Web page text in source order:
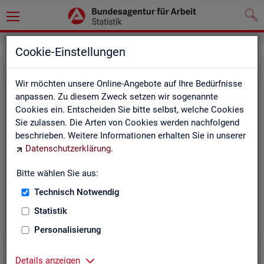
Cookie-Einstellungen
Wir möchten unsere Online-Angebote auf Ihre Bedürfnisse
anpassen. Zu diesem Zweck setzen wir sogenannte
Cookies ein. Entscheiden Sie bitte selbst, welche Cookies
Sie zulassen. Die Arten von Cookies werden nachfolgend
beschrieben. Weitere Informationen erhalten Sie in unserer
Datenschutzerklärung.
Bitte wählen Sie aus:
Technisch Notwendig
Statistik
Personalisierung
Details anzeigen
Re­gio­na­le Glie­de­run­gen
Landkreise) in den Statistiken der BA